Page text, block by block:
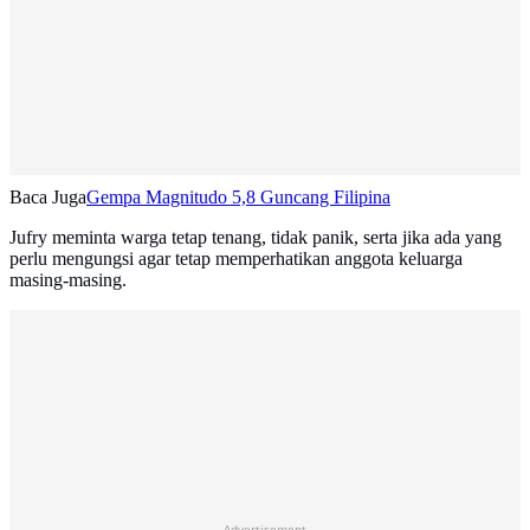
Baca JugaGempa Magnitudo 5,8 Guncang Filipina
Jufry meminta warga tetap tenang, tidak panik, serta jika ada yang
perlu mengungsi agar tetap memperhatikan anggota keluarga
masing-masing.